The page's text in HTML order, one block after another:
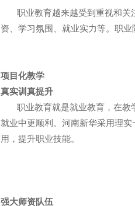
职业教育越来越受到重视和关
资、学习氛围、就业实力等。职
项目化教学
真实训真提升
职业教育就是就业教育，在教
就业中更顺利。河南新华采用理
用，提升职业技能。
强大师资队伍